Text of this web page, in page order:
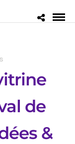
de
&